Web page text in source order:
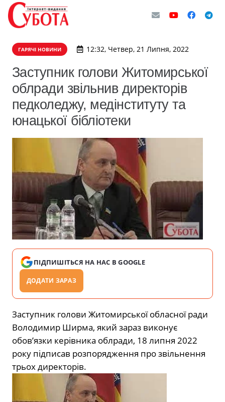
ГАРЯЧІ НОВИНИ 12:32, Четвер, 21 Липня, 2022
Заступник голови Житомирської
облради звільнив директорів
педколеджу, медінституту та
юнацької бібліотеки
ПІДПИШІТЬСЯ НА НАС В GOOGLE
ДОДАТИ ЗАРАЗ
Заступник голови Житомирської обласної ради
Володимир Ширма, який зараз виконує
обов’язки керівника облради, 18 липня 2022
року підписав розпорядження про звільнення
трьох директорів.